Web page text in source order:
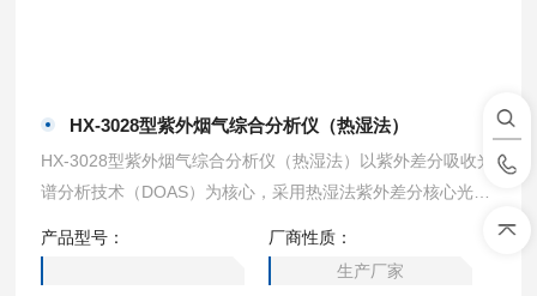
HX-3028型紫外烟气综合分析仪（热湿法）
HX-3028型紫外烟气综合分析仪（热湿法）以紫外差分吸收光
谱分析技术（DOAS）为核心，采用热湿法紫外差分核心光学
O2、NO、NO2、NH3、CO、CO2、O2等烟气浓度的现场分
析，分析仪采用一体化结构设计，特别适合低温、高湿、低浓
产品型号：
厂商性质：
生产厂家